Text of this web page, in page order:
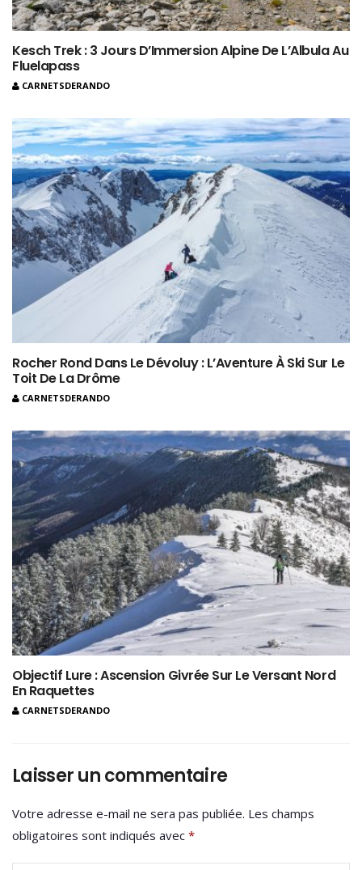
Kesch Trek : 3 Jours D’Immersion Alpine De L’Albula Au
Fluelapass
CARNETSDERANDO
Rocher Rond Dans Le Dévoluy : L’Aventure À Ski Sur Le
Toit De La Drôme
CARNETSDERANDO
Objectif Lure : Ascension Givrée Sur Le Versant Nord
En Raquettes
CARNETSDERANDO
Laisser un commentaire
Votre adresse e-mail ne sera pas publiée. Les champs
obligatoires sont indiqués avec *